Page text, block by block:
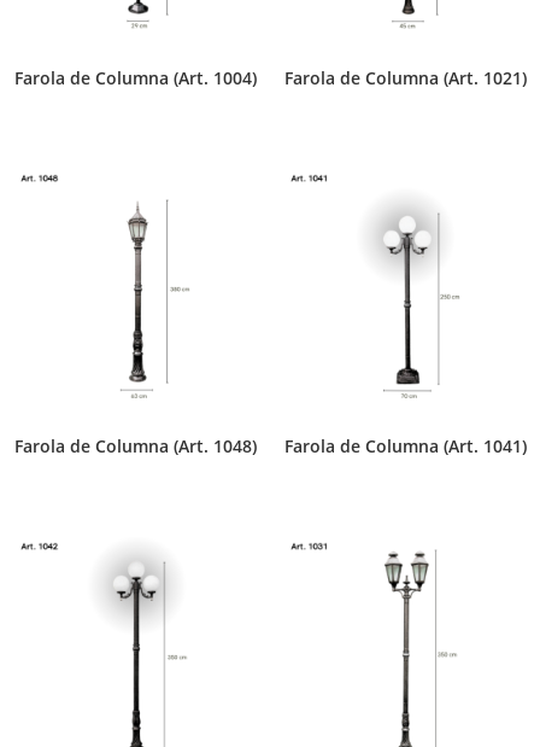
Farola de Columna (Art. 1004) Farola de Columna (Art. 1021)
Farola de Columna (Art. 1048) Farola de Columna (Art. 1041)